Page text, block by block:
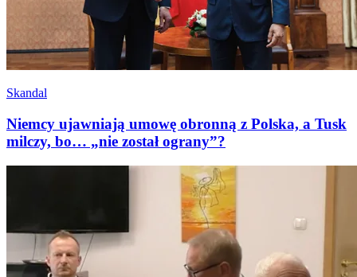
Skandal
Niemcy ujawniają umowę obronną z Polska, a Tusk
milczy, bo… „nie został ograny”?